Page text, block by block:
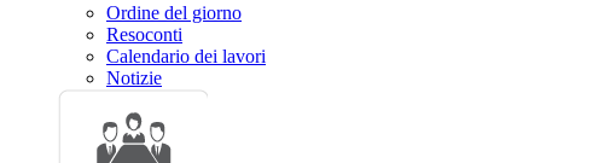
Ordine del giorno
Resoconti
Calendario dei lavori
Notizie